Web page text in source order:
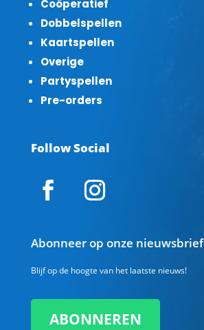
Coöperatief
Dobbelspellen
Kaartspellen
Overige
Partyspellen
Pre-orders
Follow Social
Abonneer op onze nieuwsbrief
Blijf op de hoogte van het laatste nieuws!
ABONNEREN